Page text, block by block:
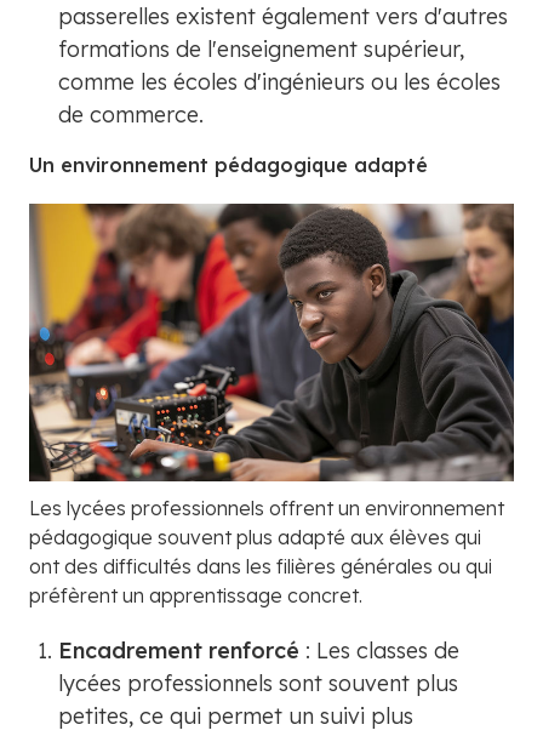
passerelles existent également vers d'autres
formations de l'enseignement supérieur,
comme les écoles d'ingénieurs ou les écoles
de commerce.
Un environnement pédagogique adapté
Les lycées professionnels offrent un environnement
pédagogique souvent plus adapté aux élèves qui
ont des difficultés dans les filières générales ou qui
préfèrent un apprentissage concret.
Encadrement renforcé : Les classes de
lycées professionnels sont souvent plus
petites, ce qui permet un suivi plus